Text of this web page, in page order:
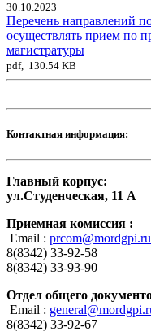
30.10.2023
Перечень направлений
осуществлять прием по
магистратуры
pdf, 130.54 KB
Контактная информация:
Главный корпус:
ул.Студенческая, 11 А
Приемная комиссия :
Email : prcom@mordgpi.ru
8(8342) 33-92-58
8(8342) 33-93-90
Отдел общего
Email :
8(8342) 33-92-67